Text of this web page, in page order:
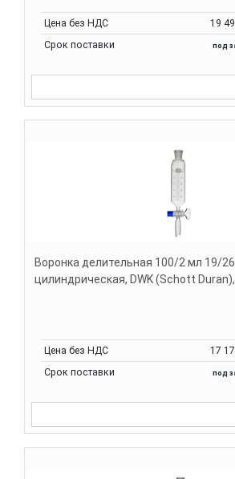
Цена без НДС
19
Срок поставки
под
Воронка делительная 100/2 мл 19/
цилиндрическая, DWK (Schott
Цена без НДС
17
Срок поставки
под